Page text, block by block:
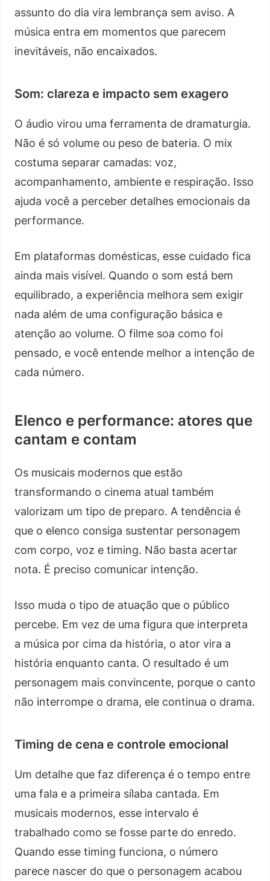
assunto do dia vira lembrança sem aviso. A
música entra em momentos que parecem
inevitáveis, não encaixados.
Som: clareza e impacto sem exagero
O áudio virou uma ferramenta de dramaturgia.
Não é só volume ou peso de bateria. O mix
costuma separar camadas: voz,
acompanhamento, ambiente e respiração. Isso
ajuda você a perceber detalhes emocionais da
performance.
Em plataformas domésticas, esse cuidado fica
ainda mais visível. Quando o som está bem
equilibrado, a experiência melhora sem exigir
nada além de uma configuração básica e
atenção ao volume. O filme soa como foi
pensado, e você entende melhor a intenção de
cada número.
Elenco e performance: atores que
cantam e contam
Os musicais modernos que estão
transformando o cinema atual também
valorizam um tipo de preparo. A tendência é
que o elenco consiga sustentar personagem
com corpo, voz e timing. Não basta acertar
nota. É preciso comunicar intenção.
Isso muda o tipo de atuação que o público
percebe. Em vez de uma figura que interpreta
a música por cima da história, o ator vira a
história enquanto canta. O resultado é um
personagem mais convincente, porque o canto
não interrompe o drama, ele continua o drama.
Timing de cena e controle emocional
Um detalhe que faz diferença é o tempo entre
uma fala e a primeira sílaba cantada. Em
musicais modernos, esse intervalo é
trabalhado como se fosse parte do enredo.
Quando esse timing funciona, o número
parece nascer do que o personagem acabou